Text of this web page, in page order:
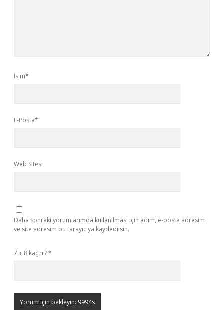
İsim*
E-Posta*
Web Sitesi
Daha sonraki yorumlarımda kullanılması için adım, e-posta adresim
ve site adresim bu tarayıcıya kaydedilsin.
7 + 8 kaçtır?*